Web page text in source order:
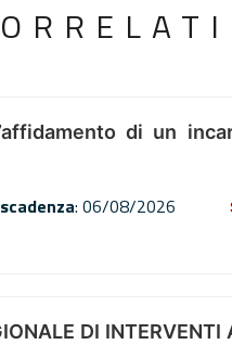
di un
: 06/08/2026
DI